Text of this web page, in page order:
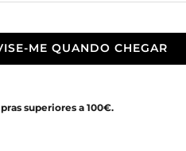
ME QUANDO CHEGAR
superiores a 100€.